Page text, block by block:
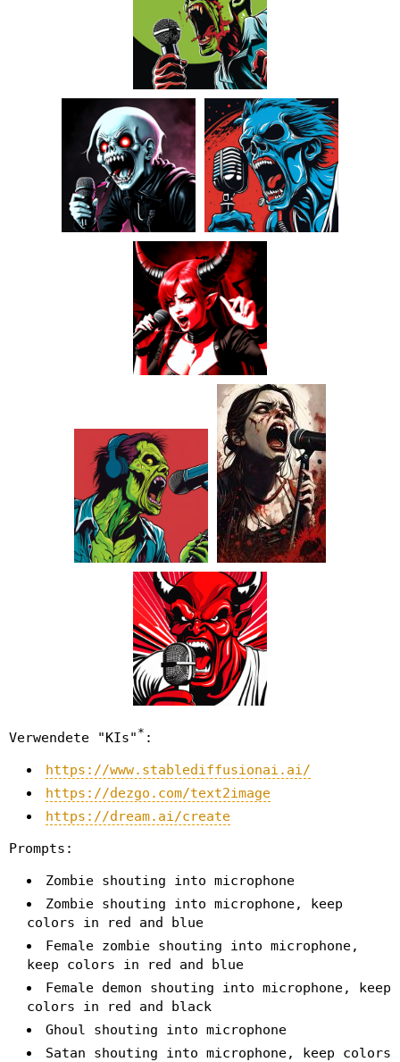
Verwendete "KIs" * :
https://www.stablediffusionai.ai/
https://dezgo.com/text2image
https://dream.ai/create
Prompts:
Zombie shouting into microphone
Zombie shouting into microphone, keep
colors in red and blue
Female zombie shouting into microphone,
keep colors in red and blue
Female demon shouting into microphone, keep
colors in red and black
Ghoul shouting into microphone
Satan shouting into microphone, keep colors